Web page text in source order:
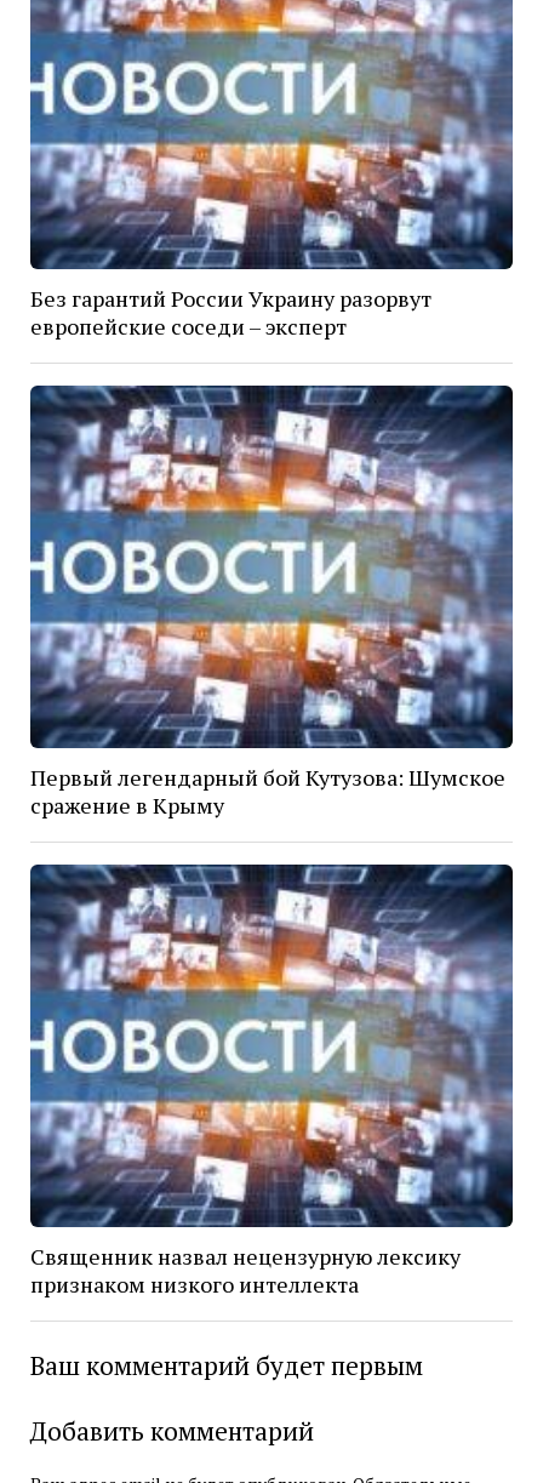
Без гарантий России Украину разорвут
европейские соседи – эксперт
Первый легендарный бой Кутузова: Шумское
сражение в Крыму
Священник назвал нецензурную лексику
признаком низкого интеллекта
Ваш комментарий будет первым
Добавить комментарий